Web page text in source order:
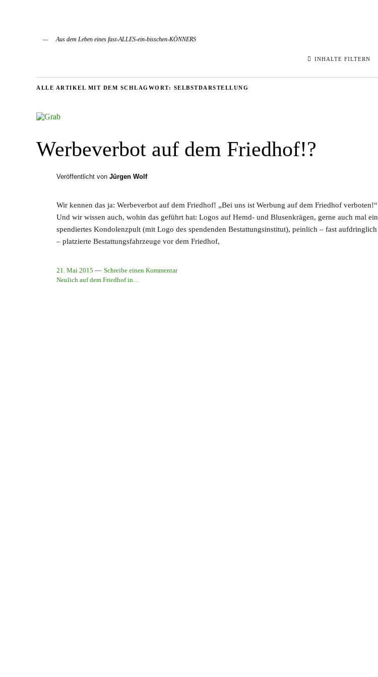
Aus dem Leben eines fast-ALLES-ein-bisschen-KÖNNERS
INHALTE FILTERN
ALLE ARTIKEL MIT DEM SCHLAGWORT: SELBSTDARSTELLUNG
Werbeverbot auf dem Friedhof!?
Veröffentlicht von Jürgen Wolf
Wir kennen das ja: Werbeverbot auf dem Friedhof! „Bei uns ist Werbung auf dem Friedhof verboten!“
Und wir wissen auch, wohin das geführt hat: Logos auf Hemd- und Blusenkrägen, gerne auch mal ein
spendiertes Kondolenzpult (mit Logo des spendenden Bestattungsinstitut), peinlich – fast aufdringlich
– platzierte Bestattungsfahrzeuge vor dem Friedhof,
21. Mai 2015
Schreibe einen Kommentar
Neulich auf dem Friedhof in…